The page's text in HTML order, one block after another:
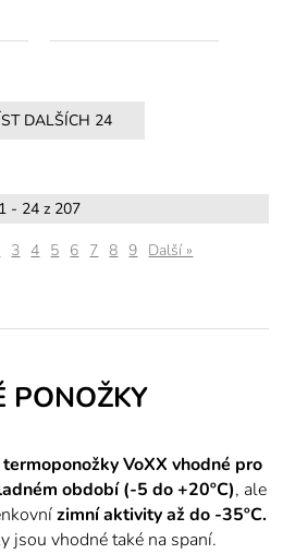
1 - 24 z 207
3 4 5 6 7 8 9 Další »
PONOŽKY
VoXX vhodné pro
období (-5 do +20ºC), ale
zimní aktivityaž do -35ºC.
jsou vhodné také na spaní.